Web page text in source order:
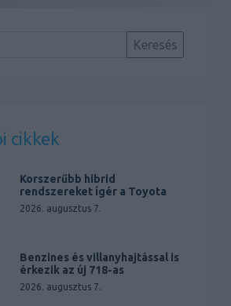
cikkek
Korszerűbb hibrid
rendszereket ígér a Toyota
2026. augusztus 7.
Benzines és villanyhajtással is
érkezik az új 718-as
2026. augusztus 7.